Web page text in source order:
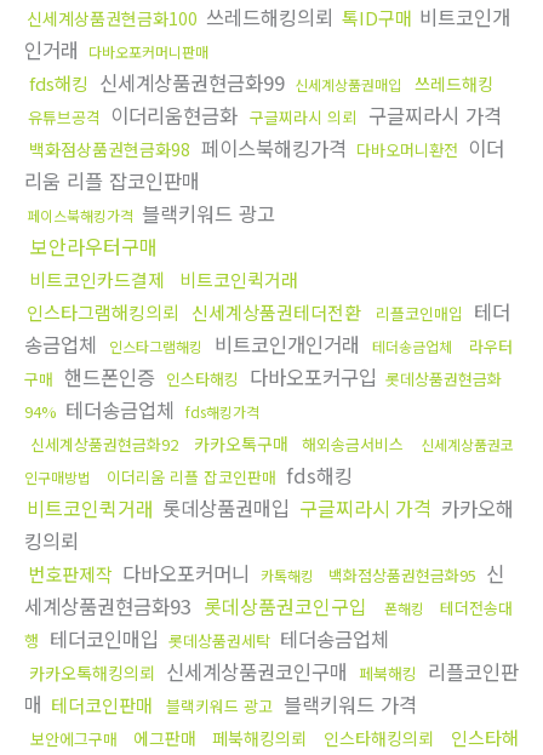
신세계상품권현금화100 쓰레드해킹의뢰 톡ID구매 비트코인개
인거래
다바오포커머니판매
fds해킹 신세계상품권현금화99 신세계상품권매입 쓰레드해킹
유튜브공격 이더리움현금화 구글찌라시 의뢰 구글찌라시 가격
백화점상품권현금화98 페이스북해킹가격 다바오머니환전 이더
리움 리플 잡코인판매
페이스북해킹가격 블랙키워드 광고
보안라우터구매
비트코인카드결제
비트코인퀵거래
인스타그램해킹의뢰
신세계상품권테더전환 리플코인매입
테더
송금업체
인스타그램해킹 비트코인개인거래 테더송금업체
라우터
구매 핸드폰인증 인스타해킹 다바오포커구입 롯데상품권현금화
94% 테더송금업체 fds해킹가격
신세계상품권현금화92 카카오톡구매 해외송금서비스
신세계상품권코
인구매방법
이더리움 리플 잡코인판매 fds해킹
비트코인퀵거래 롯데상품권매입 구글찌라시 가격 카카오해
킹의뢰
번호판제작 다바오포커머니 카톡해킹 백화점상품권현금화95 신
세계상품권현금화93 롯데상품권코인구입 폰해킹
테더전송대
행 테더코인매입 롯데상품권세탁 테더송금업체
카카오톡해킹의뢰 신세계상품권코인구매 페북해킹
리플코인판
매 테더코인판매 블랙키워드 광고 블랙키워드 가격
보안에그구매 에그판매 페북해킹의뢰 인스타해킹의뢰
인스타해